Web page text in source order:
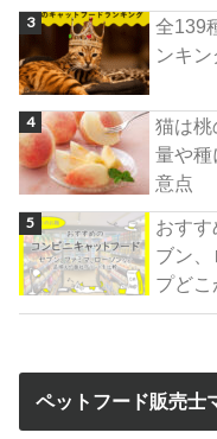
全139
ンキ
猫は
量や
意点
おす
ブン
プどこ
ペットフード販売士